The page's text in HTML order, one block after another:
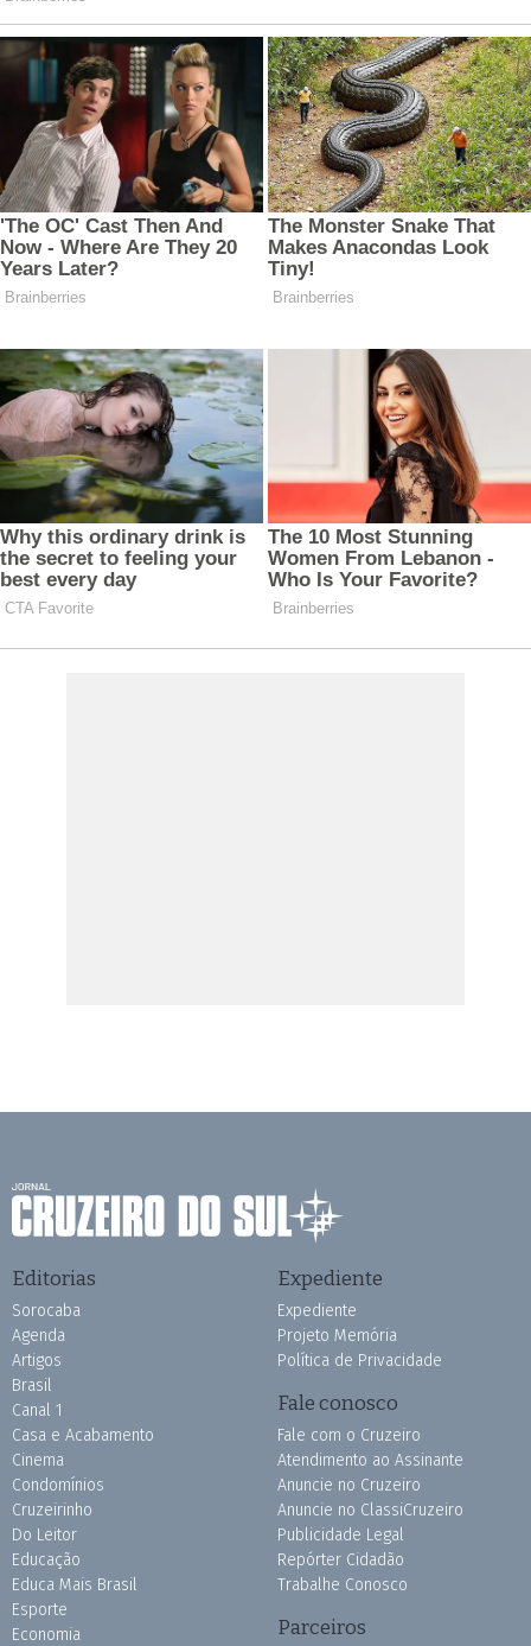
Editorias
Sorocaba
Agenda
Artigos
Brasil
Canal 1
Casa e Acabamento
Cinema
Condomínios
Cruzeirinho
Do Leitor
Educação
Educa Mais Brasil
Esporte
Economia
Expediente
Expediente
Projeto Memória
Política de Privacidade
Fale conosco
Fale com o Cruzeiro
Atendimento ao Assinante
Anuncie no Cruzeiro
Anuncie no ClassiCruzeiro
Publicidade Legal
Repórter Cidadão
Trabalhe Conosco
Parceiros